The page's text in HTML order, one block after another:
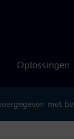
Oplossingen
met